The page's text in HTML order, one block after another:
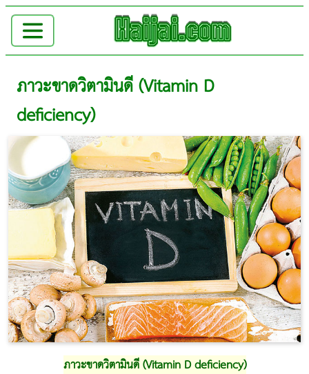
ภาวะขาดวิตามินดี (Vitamin D
deficiency)
ภาวะขาดวิตามินดี (Vitamin D deficiency)